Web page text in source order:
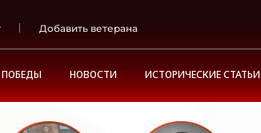
Добавить ветерана
ПОБЕДЫ НОВОСТИ ИСТОРИЧЕСКИЕ СТАТЬИ